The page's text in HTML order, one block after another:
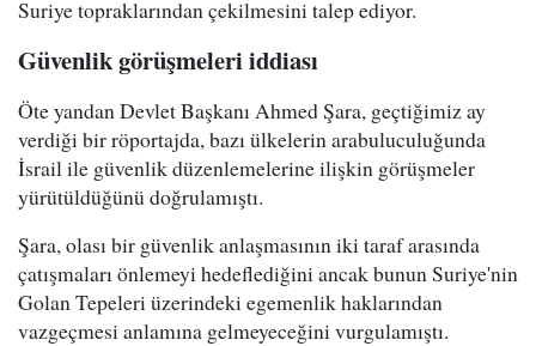
Suriye topraklarından çekilmesini talep ediyor.
Güvenlik görüşmeleri iddiası
Öte yandan Devlet Başkanı Ahmed Şara, geçtiğimiz ay
verdiği bir röportajda, bazı ülkelerin arabuluculuğunda
İsrail ile güvenlik düzenlemelerine ilişkin görüşmeler
yürütüldüğünü doğrulamıştı.
Şara, olası bir güvenlik anlaşmasının iki taraf arasında
çatışmaları önlemeyi hedeflediğini ancak bunun Suriye'nin
Golan Tepeleri üzerindeki egemenlik haklarından
vazgeçmesi anlamına gelmeyeceğini vurgulamıştı.